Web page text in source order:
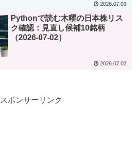
2026.07.03
Pythonで読む木曜の日本株リス
ク確認：見直し候補10銘柄
（2026-07-02）
2026.07.02
スポンサーリンク